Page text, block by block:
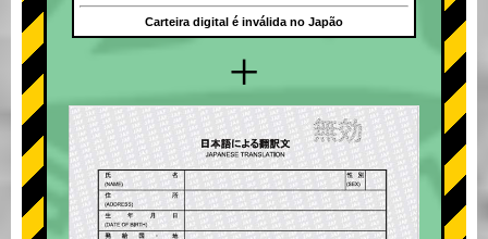
+
Carteira digital é inválida no Japão